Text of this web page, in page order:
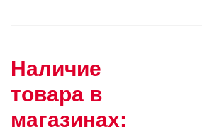
Наличие
товара в
магазинах: